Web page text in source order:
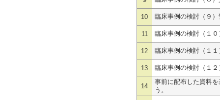
10 臨床事例の検討（９
11 臨床事例の検討（１
12 臨床事例の検討（１
13 臨床事例の検討（１
14
事前に配布した資料
う。